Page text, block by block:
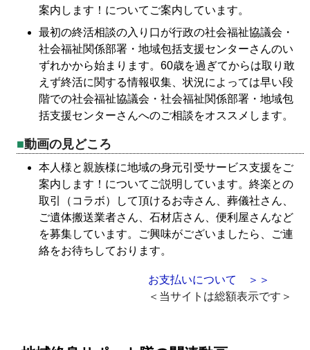
案内します！についてご案内しています。
最初の終活相談の入り口が行政の社会福祉協議会・
社会福祉関係部署・地域包括支援センターさんのい
ずれかから始まります。60歳を過ぎてからは取り敢
えず終活に関する情報収集、状況によっては早い段
階での社会福祉協議会・社会福祉関係部署・地域包
括支援センターさんへのご相談をオススメします。
動画の見どころ
本人様と親族様に地域の身元引受サービス支援をご
案内します！についてご説明しています。終楽との
取引（コラボ）して頂けるお寺さん、葬儀社さん、
ご遺体搬送業者さん、石材店さん、便利屋さんなど
を募集しています。ご興味がございましたら、ご連
絡をお待ちしております。
お支払いについて ＞＞
＜当サイトは総額表示です＞